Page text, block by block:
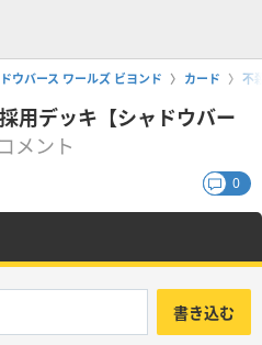
ウバース ワールズ ビヨンド カード 不
用デッキ【シャドウバー
コメント
0
書き込む